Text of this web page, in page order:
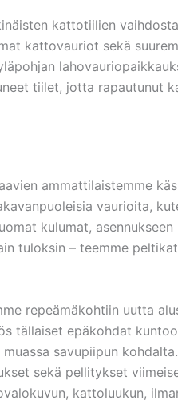
kattotiilien
kattovauriot sekä
tiilet, jotta rapautunut
ammattilaistemme
vaurioita,
kulumat,
tuloksin – teemme
repeämäkohtiin uutta
tällaiset epäkohdat
savupiipun
sekä pellitykset
kattoluukun,